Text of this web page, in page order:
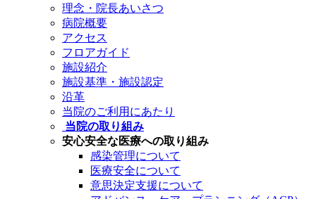
理念・院長あいさつ
病院概要
アクセス
フロアガイド
施設紹介
施設基準・施設認定
沿革
当院のご利用にあたり
当院の取り組み
安心安全な医療への取り組み
感染管理について
医療安全について
意思決定支援について